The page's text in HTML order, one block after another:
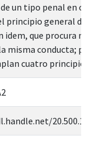
un tipo penal en
principio general
idem, que procura
misma conducta;
cuatro